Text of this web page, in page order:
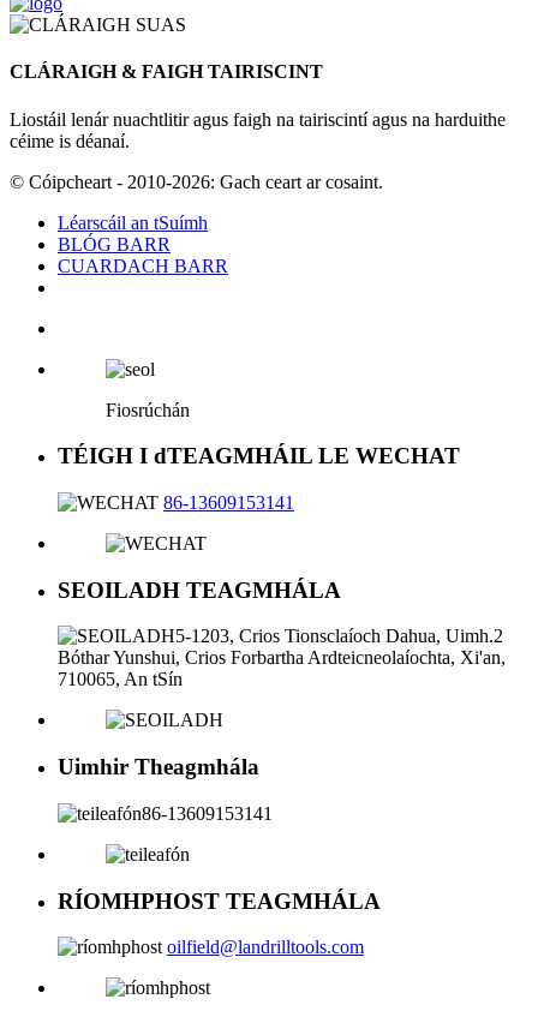
CLÁRAIGH & FAIGH TAIRISCINT
Liostáil lenár nuachtlitir agus faigh na tairiscintí agus na harduithe
céime is déanaí.
© Cóipcheart - 2010-2026: Gach ceart ar cosaint.
Léarscáil an tSuímh
BLÓG BARR
CUARDACH BARR
Fiosrúchán
TÉIGH I dTEAGMHÁIL LE WECHAT
86-13609153141
SEOILADH TEAGMHÁLA
5-1203, Crios Tionsclaíoch Dahua, Uimh.2
Bóthar Yunshui, Crios Forbartha Ardteicneolaíochta, Xi'an,
710065, An tSín
Uimhir Theagmhála
86-13609153141
RÍOMHPHOST TEAGMHÁLA
oilfield@landrilltools.com